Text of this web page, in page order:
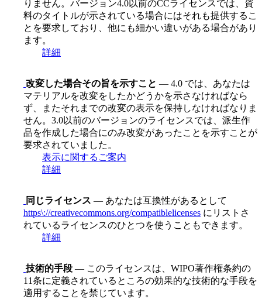
りません。バージョン4.0以前のCCライセンスでは、資
料のタイトルが示されている場合にはそれも提供するこ
とを要求しており、他にも細かい違いがある場合があり
ます。
詳細
改変した場合その旨を示すこと — 4.0 では、あなたは
マテリアルを改変をしたかどうかを示さなければなら
ず、またそれまでの改変の表示を保持しなければなりま
せん。3.0以前のバージョンのライセンスでは、派生作
品を作成した場合にのみ改変があったことを示すことが
要求されていました。
表示に関するご案内
詳細
同じライセンス — あなたは互換性があるとして
https\://creativecommons.org/compatiblelicenses にリストさ
れているライセンスのひとつを使うこともできます。
詳細
技術的手段 — このライセンスは、WIPO著作権条約の
11条に定義されているところの効果的な技術的な手段を
適用することを禁じています。